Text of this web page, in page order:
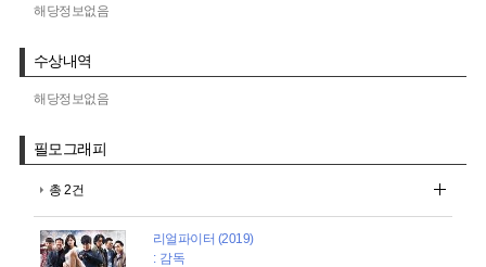
해당정보없음
수상내역
해당정보없음
필모그래피
총 2건
리얼파이터 (2019)
: 감독